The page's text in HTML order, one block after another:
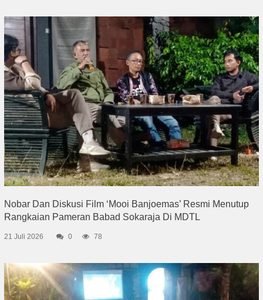
Nobar Dan Diskusi Film ‘Mooi Banjoemas’ Resmi Menutup
Rangkaian Pameran Babad Sokaraja Di MDTL
21 Juli 2026 0 78